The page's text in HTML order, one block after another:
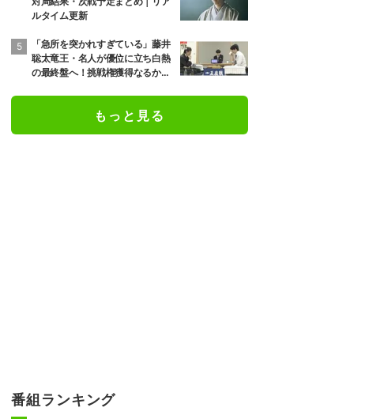
ルタイム更新
「急所を突かれすぎている」藤井
聡太竜王・名人が優位に立ち白熱
の最終盤へ！挑戦権獲得なるか、
もっと見る
番組ランキング